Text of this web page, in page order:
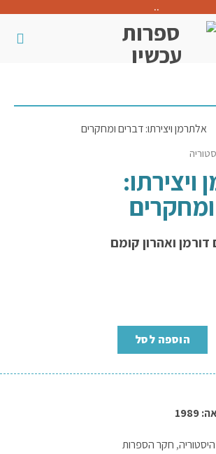
ואהרון קומם
הוספה לסל
,חקר הספרות